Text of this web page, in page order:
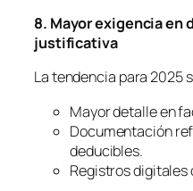
8. Mayor exigencia en
justificativa
La tendencia para 2025
Mayor detalle en
Documentación
deducibles.
Registros digitales